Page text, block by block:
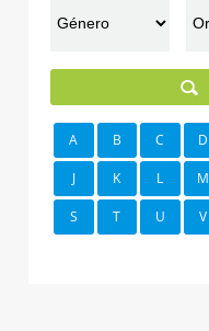
A B C D
J K L M
S T U V